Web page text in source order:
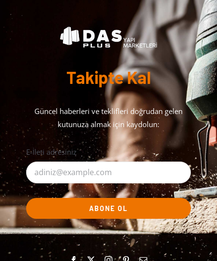
Takipte Kal
Güncel haberleri ve teklifleri doğrudan gelen
kutunuza almak için kaydolun:
E-İleti adresiniz
ABONE OL